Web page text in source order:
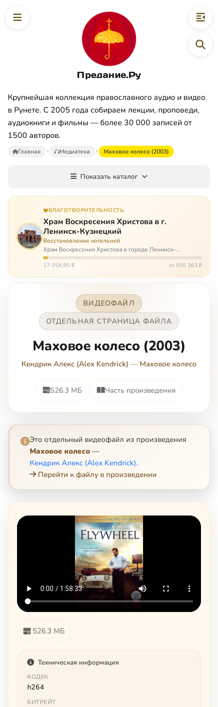
Предание.Ру
Крупнейшая коллекция православного аудио и видео
в Рунете. С 2005 года собираем лекции, проповеди,
аудиокниги и фильмы — более 30 000 записей от
1500 авторов.
Главная Медиатека Маховое колесо (2003)
Показать каталог
БЛАГОТВОРИТЕЛЬНОСТЬ
Храм Воскресения Христова в г.
Ленинск-Кузнецкий
Восстановление котельной
Храм Воскресения Христова в городе Ленинск-
Кузнецкий в Кемеровской области – совсем новый, он
открылся всего 20 назад. И сейчас храм может вообще
17 354,95 ₽ из 500 363 ₽
ВИДЕОФАЙЛ
ОТДЕЛЬНАЯ СТРАНИЦА ФАЙЛА
Маховое колесо (2003)
Кендрик Алекс (Alex Kendrick) — Маховое колесо
526.3 МБ Часть произведения
Это отдельный видеофайл из произведения
Маховое колесо —
Кендрик Алекс (Alex Kendrick).
Перейти к файлу в произведении
526.3 МБ
Техническая информация
КОДЕК
h264
БИТРЕЙТ